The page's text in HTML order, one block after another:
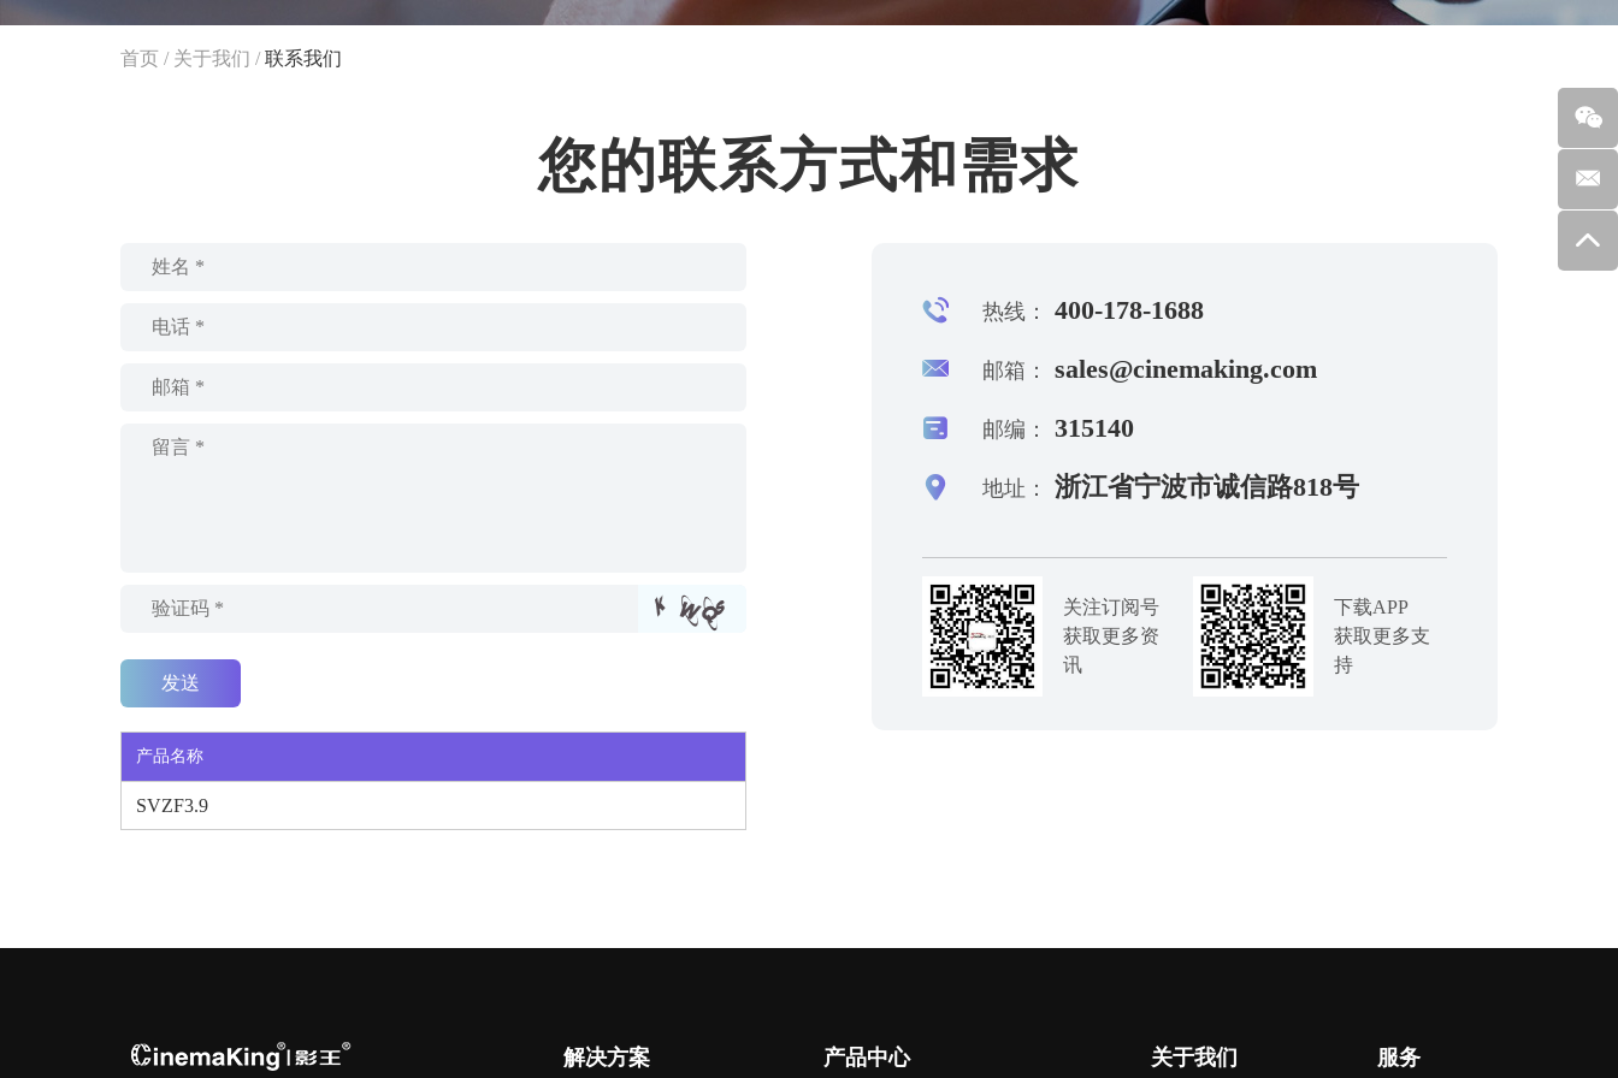
首页 / 关于我们 /联系我们
您的联系方式和需求
产品名称
SVZF3.9
热线： 400-178-1688
邮箱： sales@cinemaking.com
邮编： 315140
地址： 浙江省宁波市诚信路818号
关注订阅号
获取更多资
讯
下载APP
获取更多支
持
解决方案 产品中心 关于我们 服务